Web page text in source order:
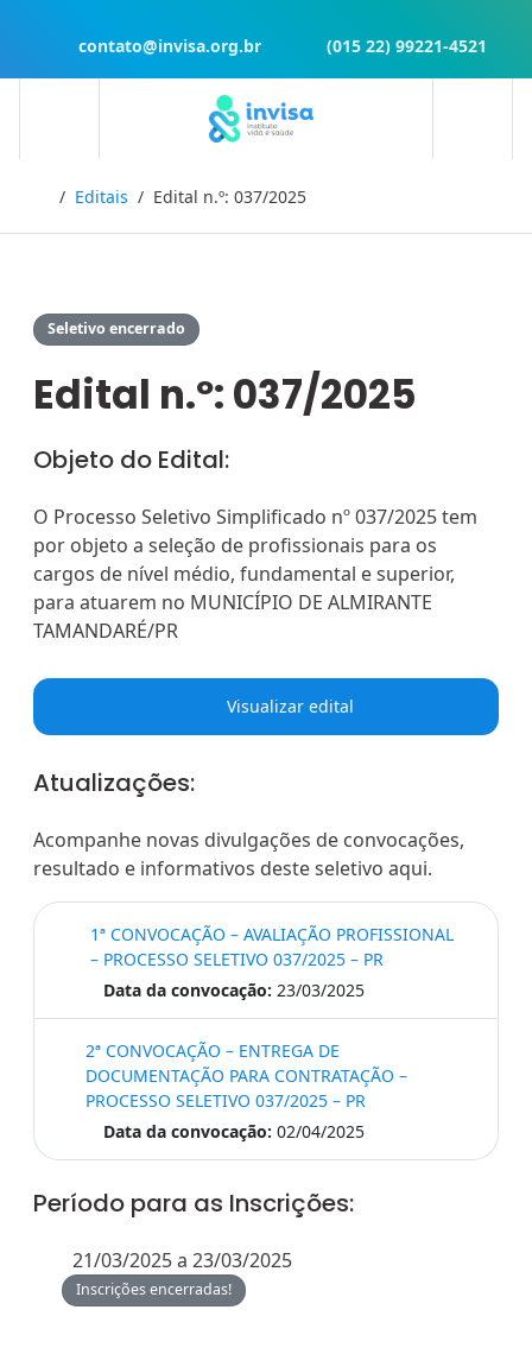
contato@invisa.org.br (015 22) 99221-4521
InícioEditais Edital n.º: 037/2025
Seletivo encerrado
Edital n.º: 037/2025
Objeto do Edital:
O Processo Seletivo Simplificado nº 037/2025 tem
por objeto a seleção de profissionais para os
cargos de nível médio, fundamental e superior,
para atuarem no MUNICÍPIO DE ALMIRANTE
TAMANDARÉ/PR
Visualizar edital
Atualizações:
Acompanhe novas divulgações de convocações,
resultado e informativos deste seletivo aqui.
1ª CONVOCAÇÃO – AVALIAÇÃO PROFISSIONAL
– PROCESSO SELETIVO 037/2025 – PR
Data da convocação: 23/03/2025
2ª CONVOCAÇÃO – ENTREGA DE
DOCUMENTAÇÃO PARA CONTRATAÇÃO –
PROCESSO SELETIVO 037/2025 – PR
Data da convocação: 02/04/2025
Período para as Inscrições:
21/03/2025 a 23/03/2025
Inscrições encerradas!